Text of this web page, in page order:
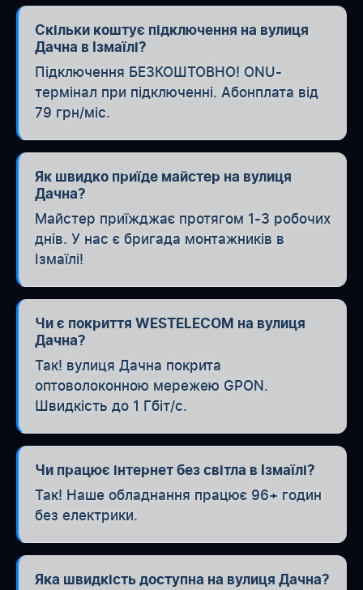
Скільки коштує підключення на вулиця
Дачна в Ізмаїлі?
Підключення БЕЗКОШТОВНО! ONU-
термінал при підключенні. Абонплата від
79 грн/міс.
Як швидко приїде майстер на вулиця
Дачна?
Майстер приїжджає протягом 1-3 робочих
днів. У нас є бригада монтажників в
Ізмаїлі!
Чи є покриття WESTELECOM на вулиця
Дачна?
Так! вулиця Дачна покрита
оптоволоконною мережею GPON.
Швидкість до 1 Гбіт/с.
Чи працює інтернет без світла в Ізмаїлі?
Так! Наше обладнання працює 96+ годин
без електрики.
Яка швидкість доступна на вулиця Дачна?